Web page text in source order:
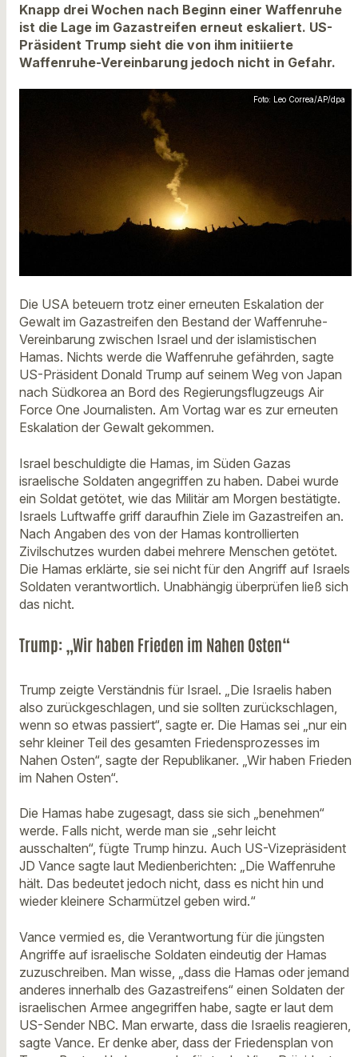
Knapp drei Wochen nach Beginn einer Waffenruhe
ist die Lage im Gazastreifen erneut eskaliert. US-
Präsident Trump sieht die von ihm initiierte
Waffenruhe-Vereinbarung jedoch nicht in Gefahr.
Foto: Leo Correa/AP/dpa
Die USA beteuern trotz einer erneuten Eskalation der
Gewalt im Gazastreifen den Bestand der Waffenruhe-
Vereinbarung zwischen Israel und der islamistischen
Hamas. Nichts werde die Waffenruhe gefährden, sagte
US-Präsident Donald Trump auf seinem Weg von Japan
nach Südkorea an Bord des Regierungsflugzeugs Air
Force One Journalisten. Am Vortag war es zur erneuten
Eskalation der Gewalt gekommen.
Israel beschuldigte die Hamas, im Süden Gazas
israelische Soldaten angegriffen zu haben. Dabei wurde
ein Soldat getötet, wie das Militär am Morgen bestätigte.
Israels Luftwaffe griff daraufhin Ziele im Gazastreifen an.
Nach Angaben des von der Hamas kontrollierten
Zivilschutzes wurden dabei mehrere Menschen getötet.
Die Hamas erklärte, sie sei nicht für den Angriff auf Israels
Soldaten verantwortlich. Unabhängig überprüfen ließ sich
das nicht.
Trump: „Wir haben Frieden im Nahen Osten“
Trump zeigte Verständnis für Israel. „Die Israelis haben
also zurückgeschlagen, und sie sollten zurückschlagen,
wenn so etwas passiert“, sagte er. Die Hamas sei „nur ein
sehr kleiner Teil des gesamten Friedensprozesses im
Nahen Osten“, sagte der Republikaner. „Wir haben Frieden
im Nahen Osten“.
Die Hamas habe zugesagt, dass sie sich „benehmen“
werde. Falls nicht, werde man sie „sehr leicht
ausschalten“, fügte Trump hinzu. Auch US-Vizepräsident
JD Vance sagte laut Medienberichten: „Die Waffenruhe
hält. Das bedeutet jedoch nicht, dass es nicht hin und
wieder kleinere Scharmützel geben wird.“
Vance vermied es, die Verantwortung für die jüngsten
Angriffe auf israelische Soldaten eindeutig der Hamas
zuzuschreiben. Man wisse, „dass die Hamas oder jemand
anderes innerhalb des Gazastreifens“ einen Soldaten der
israelischen Armee angegriffen habe, sagte er laut dem
US-Sender NBC. Man erwarte, dass die Israelis reagieren,
sagte Vance. Er denke aber, dass der Friedensplan von